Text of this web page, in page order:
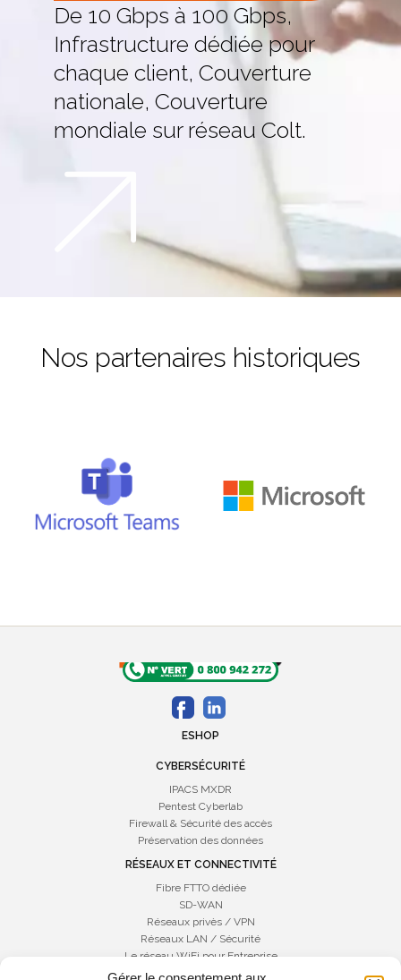
De 10 Gbps à 100 Gbps,
Infrastructure dédiée pour
chaque client, Couverture
nationale, Couverture
mondiale sur réseau Colt.
Nos partenaires historiques
ESHOP
CYBERSÉCURITÉ
IPACS MXDR
Pentest Cyberlab
Firewall & Sécurité des accès
Préservation des données
RÉSEAUX ET CONNECTIVITÉ
Fibre FTTO dédiée
SD-WAN
Réseaux privès / VPN
Réseaux LAN / Sécurité
Le réseau WiFi pour Entreprise